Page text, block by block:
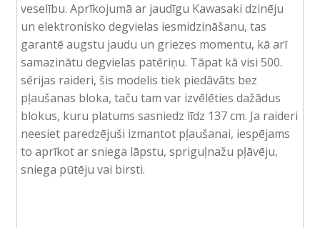
veselību. Aprīkojumā ar jaudīgu Kawasaki dzinēju
un elektronisko degvielas iesmidzināšanu, tas
garantē augstu jaudu un griezes momentu, kā arī
samazinātu degvielas patēriņu. Tāpat kā visi 500.
sērijas raideri, šis modelis tiek piedāvāts bez
pļaušanas bloka, taču tam var izvēlēties dažādus
blokus, kuru platums sasniedz līdz 137 cm. Ja raideri
neesiet paredzējuši izmantot pļaušanai, iespējams
to aprīkot ar sniega lāpstu, spriguļnažu pļāvēju,
sniega pūtēju vai birsti.